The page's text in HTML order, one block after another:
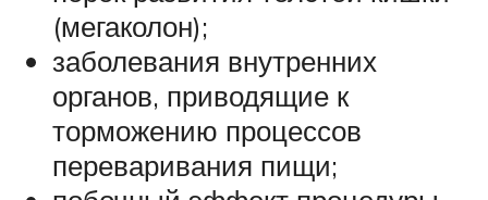
(мегаколон);
заболевания внутренних
органов, приводящие к
торможению процессов
переваривания пищи;